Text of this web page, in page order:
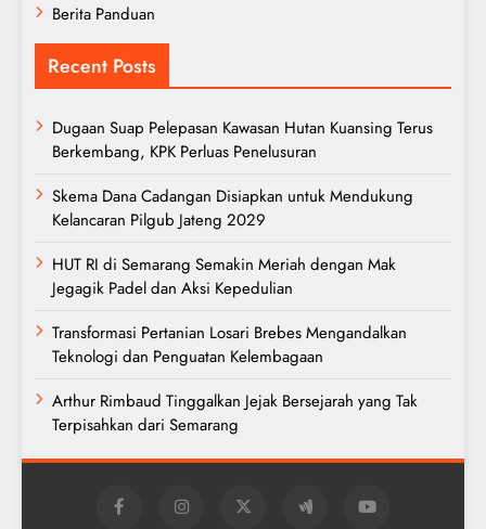
Berita Panduan
Recent Posts
Dugaan Suap Pelepasan Kawasan Hutan Kuansing Terus
Berkembang, KPK Perluas Penelusuran
Skema Dana Cadangan Disiapkan untuk Mendukung
Kelancaran Pilgub Jateng 2029
HUT RI di Semarang Semakin Meriah dengan Mak
Jegagik Padel dan Aksi Kepedulian
Transformasi Pertanian Losari Brebes Mengandalkan
Teknologi dan Penguatan Kelembagaan
Arthur Rimbaud Tinggalkan Jejak Bersejarah yang Tak
Terpisahkan dari Semarang